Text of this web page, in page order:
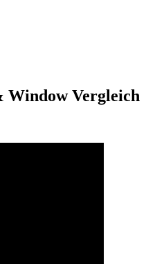
Window Vergleich